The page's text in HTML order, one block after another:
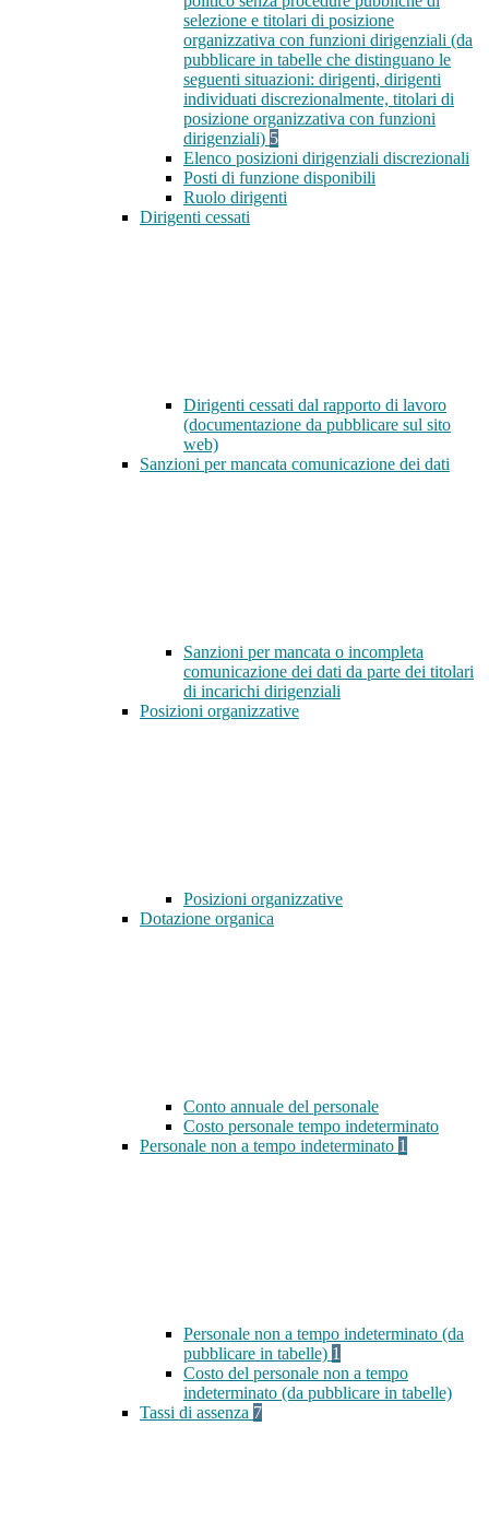
selezione e titolari di posizione
organizzativa con funzioni dirigenziali (da
pubblicare in tabelle che distinguano le
seguenti situazioni: dirigenti, dirigenti
individuati discrezionalmente, titolari di
posizione organizzativa con funzioni
dirigenziali) 5
Elenco posizioni dirigenziali discrezionali
Posti di funzione disponibili
Ruolo dirigenti
Dirigenti cessati
Dirigenti cessati dal rapporto di lavoro
(documentazione da pubblicare sul sito
web)
Sanzioni per mancata comunicazione dei dati
Sanzioni per mancata o incompleta
comunicazione dei dati da parte dei titolari
di incarichi dirigenziali
Posizioni organizzative
Posizioni organizzative
Dotazione organica
Conto annuale del personale
Costo personale tempo indeterminato
Personale non a tempo indeterminato 1
Personale non a tempo indeterminato (da
pubblicare in tabelle) 1
Costo del personale non a tempo
indeterminato (da pubblicare in tabelle)
Tassi di assenza 7